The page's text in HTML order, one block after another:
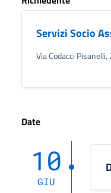
Servizi Socio
Via Codacci Pisanelli,
Date
10
GIU